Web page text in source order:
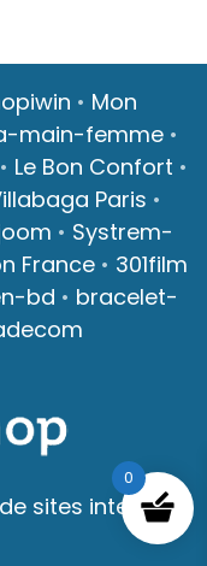
• Mon
main-femme•
• Le Bon Confort •
Paris •
• Systrem-
France• 301film
bd • bracelet-
0
sites internet